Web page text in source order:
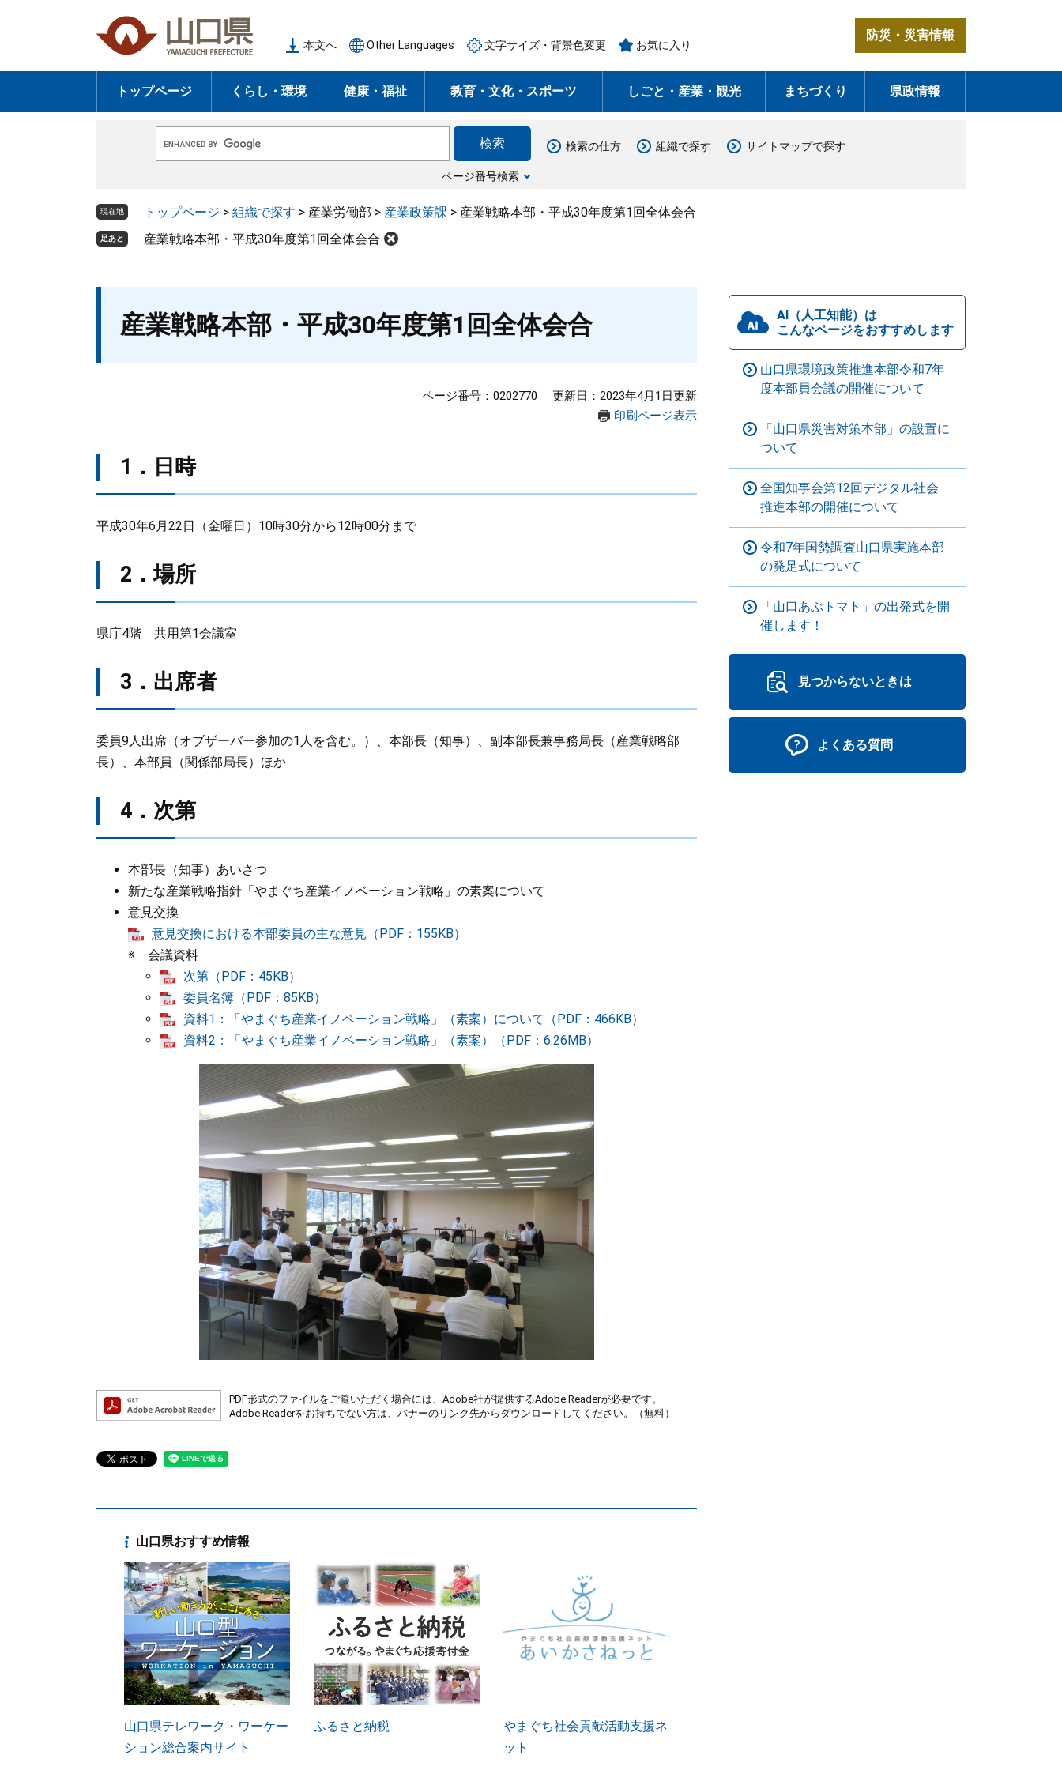
の
頭
ー
飛
本文へ Other Languages 文字サイズ・背景色変更 お気に入り
防災・災害情報
トップページ くらし・環境 健康・福祉 教育・文化・スポーツ しごと・産業・観光 まちづくり 県政情報
o
e
ス
ページ番号検索
検索の仕方 組織で探す サイトマップで探す
現在地 トップページ > 組織で探す > 産業労働部 > 産業政策課 > 産業戦略本部・平成30年度第1回全体会合
足あと 産業戦略本部・平成30年度第1回全体会合
産業戦略本部・平成30年度第1回全体会合
ページ番号：0202770
更新日：2023年4月1日更新
印刷ページ表示
1．日時
平成30年6月22日（金曜日）10時30分から12時00分まで
2．場所
県庁4階 共用第1会議室
3．出席者
委員9人出席（オブザーバー参加の1人を含む。）、本部長（知事）、副本部長兼事務局長（産業戦略部
長）、本部員（関係部局長）ほか
4．次第
本部長（知事）あいさつ
新たな産業戦略指針「やまぐち産業イノベーション戦略」の素案について
意見交換
意見交換における本部委員の主な意見（PDF：155KB）
​※ 会議資料
次第（PDF：45KB）
委員名簿（PDF：85KB）
資料1：「やまぐち産業イノベーション戦略」（素案）について（PDF：466KB）
資料2：「やまぐち産業イノベーション戦略」（素案）（PDF：6.26MB）
PDF形式のファイルをご覧いただく場合には、Adobe社が提供するAdobe Readerが必要です。
Adobe Readerをお持ちでない方は、バナーのリンク先からダウンロードしてください。（無料）
山口県おすすめ情報
山口県テレワーク・ワーケー
ション総合案内サイト
ふるさと納税
やまぐち社会貢献活動支援ネ
ット
AI（人工知能）は
こんなページをおすすめします
山口県環境政策推進本部令和7年
度本部員会議の開催について
「山口県災害対策本部」の設置に
ついて
全国知事会第12回デジタル社会
推進本部の開催について
令和7年国勢調査山口県実施本部
の発足式について
「山口あぶトマト」の出発式を開
催します！
見つからないときは
よくある質問